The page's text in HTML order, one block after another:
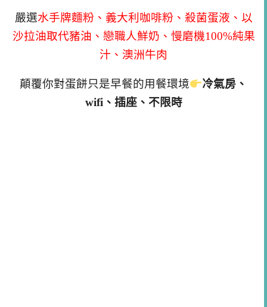
嚴選水手牌麵粉、義大利咖啡粉、殺菌蛋液、以
沙拉油取代豬油、戀職人鮮奶、慢磨機100%純果
汁、澳洲牛肉
顛覆你對蛋餅只是早餐的用餐環境
冷氣房、
wifi、插座、不限時